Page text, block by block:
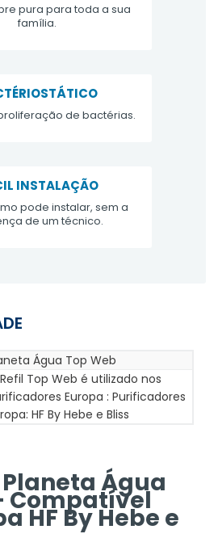
pura para toda a sua
família.
de bactérias.
INSTALAÇÃO
pode instalar, sem a
de um técnico.
Água Top Web
Top Web é utilizado nos
Europa : Purificadores
HF By Hebe e Bliss
Água
Compatível
HF By Hebe e